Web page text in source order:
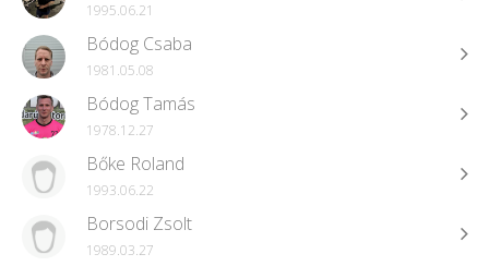
1995.06.21
Bódog Csaba
1981.05.08
Bódog Tamás
1978.12.27
Bőke Roland
1993.06.22
Borsodi Zsolt
1989.03.27